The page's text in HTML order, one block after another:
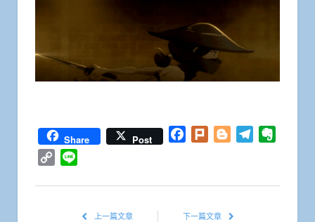
Share Post Facebook
Plurk BloggerTelegram
Copy
上一篇文章 下一篇文章